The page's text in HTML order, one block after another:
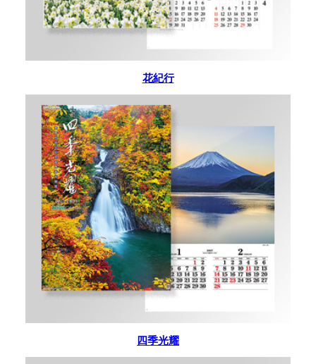
花紀行
四季光耀